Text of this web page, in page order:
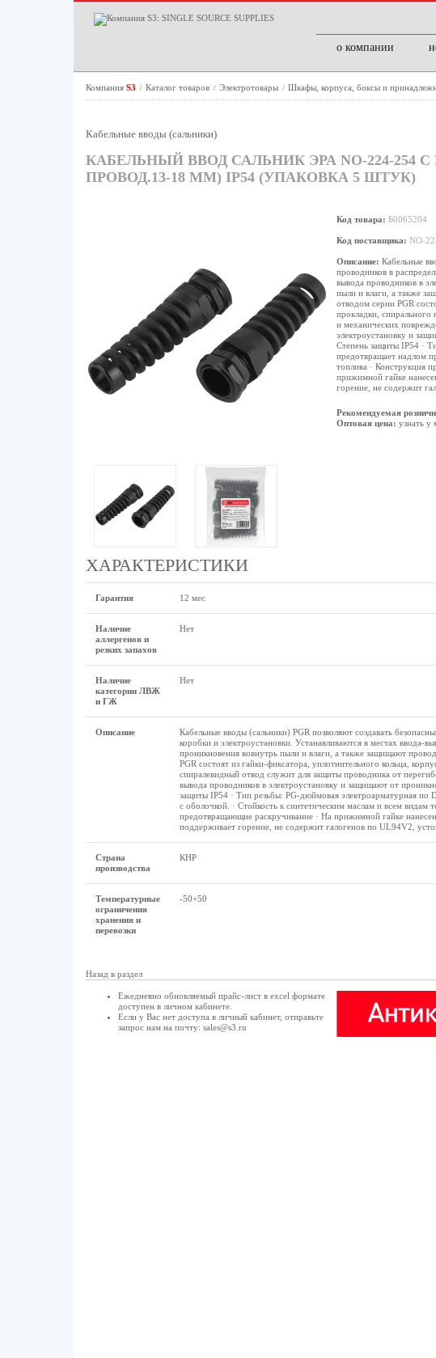
о компании
Компания S3 / Каталог товаров / Электротовары / Шкафы, корпуса, боксы и
Кабельные вводы (сальники)
КАБЕЛЬНЫЙ ВВОД САЛЬНИК ЭРА NO-224-254
ПРОВОД.13-18 ММ) IP54 (УПАКОВКА 5 ШТУК)
Код товара: Б0065204
Код поставщика: NO-
Описание: Кабельные
проводников в
вывода проводников в
пыли и влаги, а также
отводом серии PGR
прокладки,
и механических
электроустановку и
Степень защиты IP54 ·
предотвращает надлом
топлива · Конструкция
прижимной гайке
горение, не содержит
Рекомендуемая
Оптовая цена: узнать у
ХАРАКТЕРИСТИКИ
Гарантия 12 мес
Наличие
аллергенов и
резких запахов
Нет
Наличие
категории ЛВЖ
и ГЖ
Нет
Описание
Кабельные вводы (сальники) PGR позволяют создавать
коробки и электроустановки. Устанавливаются в местах
проникновения вовнутрь пыли и влаги, а также защищают
PGR состоят из гайки-фиксатора, уплотнительного кольца,
спиралевидный отвод служит для защиты проводника от
вывода проводников в электроустановку и защищают от
защиты IP54 · Тип резьбы: PG-дюймовая электроарматурная
с оболочкой. · Стойкость к синтетическим маслам и всем видам
предотвращающие раскручивание · На прижимной гайке
поддерживает горение, не содержит галогенов по UL94V2,
Страна
производства
КНР
Температурные
ограничения
хранения и
перевозки
-50+50
Назад в раздел
Ежедневно обновляемый прайс-лист в excel формате
доступен в личном кабинете.
Если у Вас нет доступа в личный кабинет, отправьте
запрос нам на почту: sales@s3.ru